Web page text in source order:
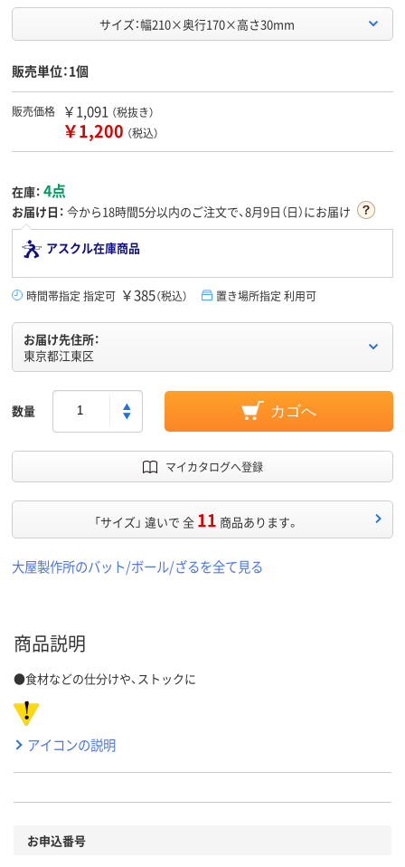
サイズ：幅210×奥行170×高さ30mm
販売単位：1個
販売価格 ￥1,091 （税抜き）
￥1,200 （税込）
在庫： 4点
お届け日： 今から18時間5分以内のご注文で、8月9日（日）にお届け
アスクル在庫商品
時間帯指定 指定可 ￥385（税込） 置き場所指定 利用可
お届け先住所：
東京都江東区
数量 カゴへ
マイカタログへ登録
「サイズ」 違いで 全 11 商品あります。
大屋製作所のバット/ボール/ざるを全て見る
商品説明
●食材などの仕分けや、ストックに
アイコンの説明
お申込番号